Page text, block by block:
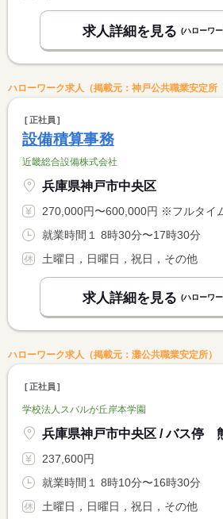
求人詳細を見る (ハローワ
ハローワーク求人（掲載元：神戸公共職業安定所
正社員
設備積算事務
近畿総合設備株式会社
兵庫県神戸市中央区
270,000円〜600,000円 ※フルタイム求人の場合は月額（換算額）、パート求
就業時間１ 8時30分〜17時30分
土曜日，日曜日，祝日，その他
求人詳細を見る (ハローワ
ハローワーク求人（掲載元：灘公共職業安定所）
正社員
学校法人スバルが丘岸本学園
237,600円
就業時間１ 8時10分〜16時30分
土曜日，日曜日，祝日，その他